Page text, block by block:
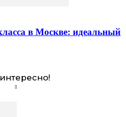
в Москве: идеальный